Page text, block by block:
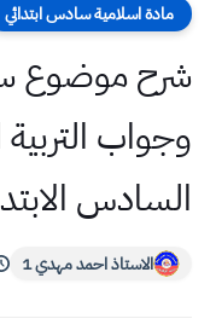
مادة اسلامية سادس ابتدائي
شرح موضوع
وجواب
السادس
الاستاذ احمد مهدي 1